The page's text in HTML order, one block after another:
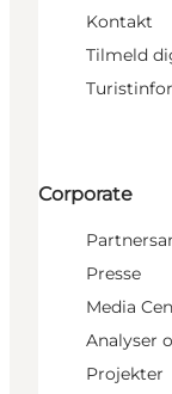
Kontakt
Tilmeld
Corporate
Presse
Media
Analyser
Projekter